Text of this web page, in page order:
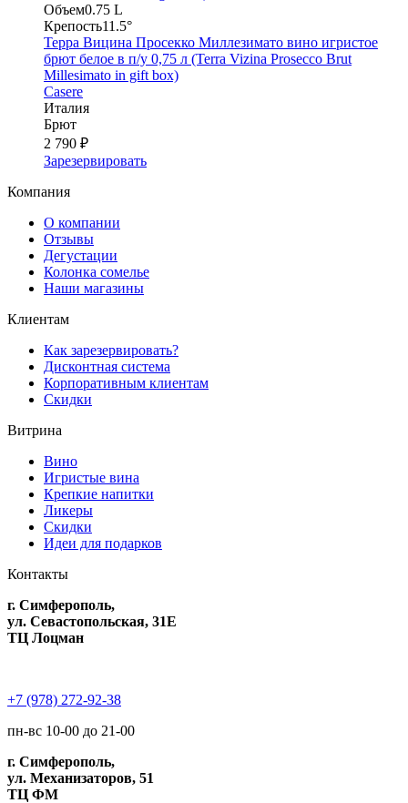
Объем0.75 L
Крепость11.5°
Терра Вицина Просекко Миллезимато вино игристое
брют белое в п/у 0,75 л (Terra Vizina Prosecco Brut
Millesimato in gift box)
Casere
Италия
Брют
2 790 ₽
Зарезервировать
Компания
О компании
Отзывы
Дегустации
Колонка сомелье
Наши магазины
Клиентам
Как зарезервировать?
Дисконтная система
Корпоративным клиентам
Скидки
Витрина
Вино
Игристые вина
Крепкие напитки
Ликеры
Скидки
Идеи для подарков
Контакты
г. Симферополь,
ул. Севастопольская, 31Е
ТЦ Лоцман
+7 (978) 272-92-38
пн-вс 10-00 до 21-00
г. Симферополь,
ул. Механизаторов, 51
ТЦ ФМ